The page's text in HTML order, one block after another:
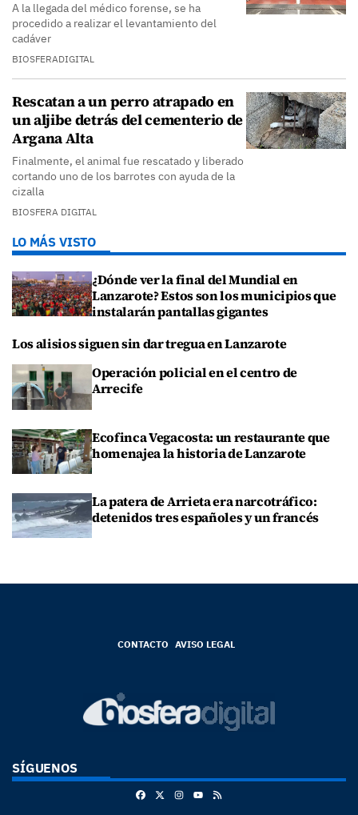
A la llegada del médico forense, se ha
procedido a realizar el levantamiento del
cadáver
BIOSFERADIGITAL
Rescatan a un perro atrapado en
un aljibe detrás del cementerio de
Argana Alta
Finalmente, el animal fue rescatado y liberado
cortando uno de los barrotes con ayuda de la
cizalla
BIOSFERA DIGITAL
LO MÁS VISTO
¿Dónde ver la final del Mundial en
Lanzarote? Estos son los municipios que
instalarán pantallas gigantes
Los alisios siguen sin dar tregua en Lanzarote
Operación policial en el centro de
Arrecife
Ecofinca Vegacosta: un restaurante que
homenajea la historia de Lanzarote
La patera de Arrieta era narcotráfico:
detenidos tres españoles y un francés
CONTACTO AVISO LEGAL
SÍGUENOS
FacebookInstagram